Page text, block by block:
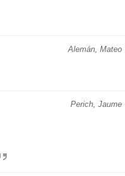
Alemán, Mateo
Perich, Jaume